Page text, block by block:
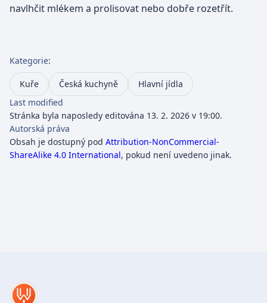
navlhčit mlékem a prolisovat nebo dobře rozetřít.
Kategorie:
Kuře Česká kuchyně
Hlavní jídla
Last modified
Stránka byla naposledy editována 13. 2. 2026 v 19:00.
Autorská práva
Obsah je dostupný pod Attribution-NonCommercial-
ShareAlike 4.0 International, pokud není uvedeno jinak.